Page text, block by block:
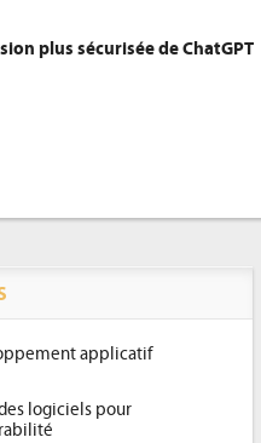
plus sécurisée de ChatGPT
applicatif
logiciels pour